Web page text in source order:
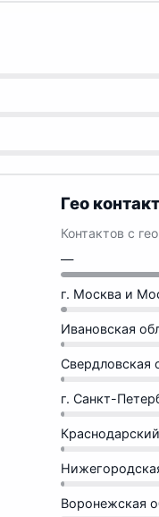
Гео
Контактов с
—
г. Москва и
Ивановская
Свердловская
г. Санкт-
Воронежская